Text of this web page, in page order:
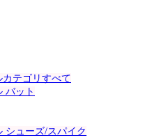
テゴリすべて
バット
シューズ/スパイク